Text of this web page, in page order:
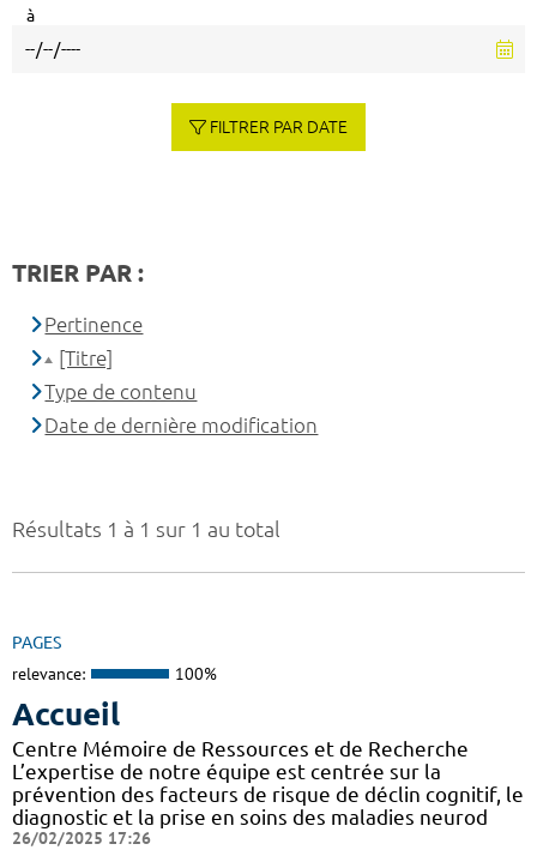
Résultats 1 à 1 sur 1 au total
PAGES
relevance: 100%
Accueil
Centre Mémoire de Ressources et de Recherche
L’expertise de notre équipe est centrée sur la
prévention des facteurs de risque de déclin cognitif, le
diagnostic et la prise en soins des maladies neurod
26/02/2025 17:26
à
FILTRER PAR DATE
TRIER PAR :
Pertinence
[Titre]
Type de contenu
Date de dernière modification